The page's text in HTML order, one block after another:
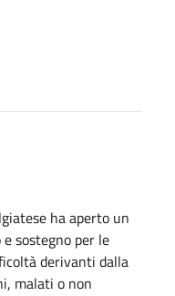
ha aperto un
sostegno per le
derivanti dalla
malati o non